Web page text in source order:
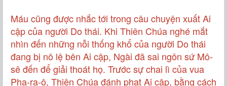
Máu cũng được nhắc tới trong câu chuyện xuất Ai
cập của người Do thái. Khi Thiên Chúa nghé mắt
nhìn đến những nỗi thống khổ của người Do thái
đang bị nô lệ bên Ai cập, Ngài đã sai ngôn sứ Mô-
sê đến để giải thoát họ. Trước sự chai lì của vua
Pha-ra-ô, Thiên Chúa đánh phạt Ai cập, bằng cách